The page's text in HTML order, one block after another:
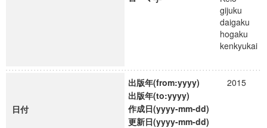
gijuku
daigaku
hogaku
kenkyukai
日付
出版年(from:yyyy)
2015
出版年(to:yyyy)
作成日(yyyy-mm-dd)
更新日(yyyy-mm-dd)